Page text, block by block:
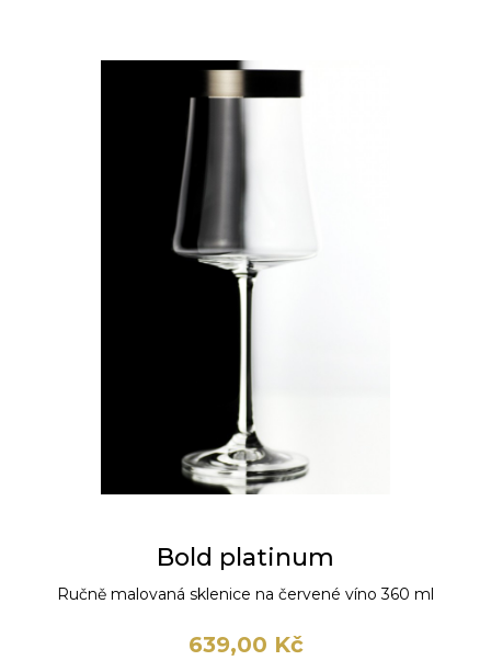
Bold platinum
Ručně malovaná sklenice na červené víno 360 ml
639,00 Kč